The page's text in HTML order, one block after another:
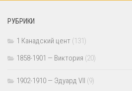
РУБРИКИ
1 Канадский цент (131)
1858-1901 — Виктория (20)
1902-1910 — Эдуард VII (9)